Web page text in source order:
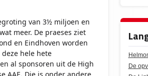
van 3½ miljoen en
meer. De praeses ziet
en Eindhoven worden
hele hete
al sponsoren uit de High
De